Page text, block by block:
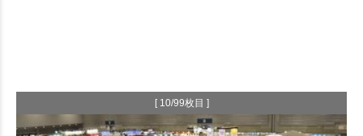
[ 10/99枚目 ]